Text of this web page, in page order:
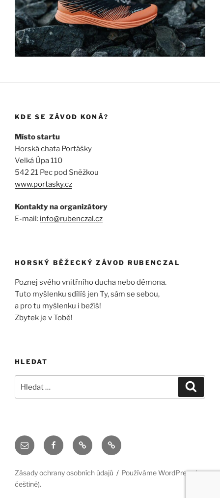
KDE SE ZÁVOD KONÁ?
Místo startu
Horská chata Portášky
Velká Úpa 110
542 21 Pec pod Sněžkou
www.portasky.cz
Kontakty na organizátory
E-mail: info@rubenczal.cz
HORSKÝ BĚŽECKÝ ZÁVOD RUBENCZAL
Poznej svého vnitřního ducha nebo démona.
Tuto myšlenku sdílíš jen Ty, sám se sebou,
a pro tu myšlenku i bežíš!
Zbytek je v Tobě!
HLEDAT
Email FacebookTwitter Instagram
Zásady ochrany osobních údajů
Používáme WordPress (v
češtině).